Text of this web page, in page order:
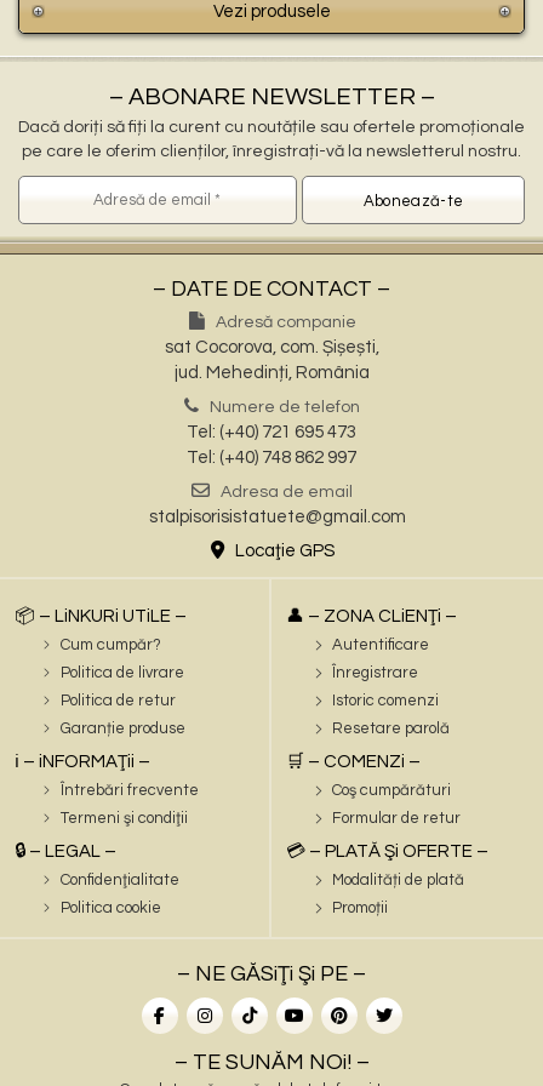
Vezi produsele
– ABONARE NEWSLETTER –
Dacă doriți să fiți la curent cu noutățile sau ofertele promoționale
pe care le oferim clienților, înregistrați-vă la newsletterul nostru.
– DATE DE CONTACT –
Adresă companie
sat Cocorova, com. Șișești,
jud. Mehedinți, România
Numere de telefon
Tel: (+40) 721 695 473
Tel: (+40) 748 862 997
Adresa de email
stalpisorisistatuete@gmail.com
Locaţie GPS
📦 – LiNKURi UTiLE –
Cum cumpăr?
Politica de livrare
Politica de retur
Garanție produse
ℹ️ – iNFORMAŢii –
Întrebări frecvente
Termeni şi condiţii
🔒 – LEGAL –
Confidenţialitate
Politica cookie
👤 – ZONA CLiENŢi –
Autentificare
Înregistrare
Istoric comenzi
Resetare parolă
🛒 – COMENZi –
Coş cumpărături
Formular de retur
💳 – PLATĂ Şi OFERTE –
Modalități de plată
Promoții
– NE GĂSiŢi Şi PE –
– TE SUNĂM NOi! –